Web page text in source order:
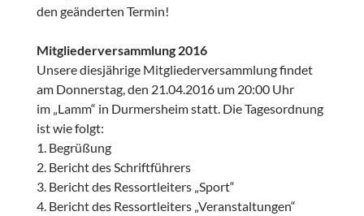
den geänderten Termin!
Mitgliederversammlung 2016
Unsere diesjährige Mitgliederversammlung findet
am Donnerstag, den 21.04.2016 um 20:00 Uhr
im „Lamm“ in Durmersheim statt. Die Tagesordnung
ist wie folgt:
1. Begrüßung
2. Bericht des Schriftführers
3. Bericht des Ressortleiters „Sport“
4. Bericht des Ressortleiters „Veranstaltungen“